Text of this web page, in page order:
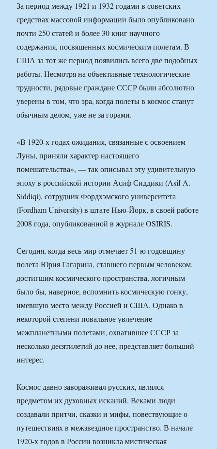
За период между 1921 и 1932 годами в советских
средствах массовой информации было опубликовано
почти 250 статей и более 30 книг научного
содержания, посвященных космическим полетам. В
США за тот же период появились всего две подобных
работы. Несмотря на объективные технологические
трудности, рядовые граждане СССР были абсолютно
уверены в том, что эра, когда полеты в космос станут
обычным делом, уже не за горами.
«В 1920-х годах ожидания, связанные с освоением
Луны, приняли характер настоящего
помешательства», — так описывал эту удивительную
эпоху в российской истории Асиф Сиддики (Asif A.
Siddiqi), сотрудник Фордхэмского университета
(Fordham University) в штате Нью-Йорк, в своей работе
2008 года, опубликованной в журнале OSIRIS.
Сегодня, когда весь мир отмечает 51-ю годовщину
полета Юрия Гагарина, ставшего первым человеком,
достигшим космического пространства, логичным
было бы, наверное, вспомнить космическую гонку,
имевшую место между Россией и США. Однако в
некоторой степени повальное увлечение
межпланетными полетами, охватившее СССР за
несколько десятилетий до нее, представляет больший
интерес.
Космос давно завораживал русских, являлся
предметом их духовных исканий. Веками люди
создавали притчи, сказки и мифы, повествующие о
путешествиях в межзвездное пространство. В начале
1920-х годов в России возникла мистическая